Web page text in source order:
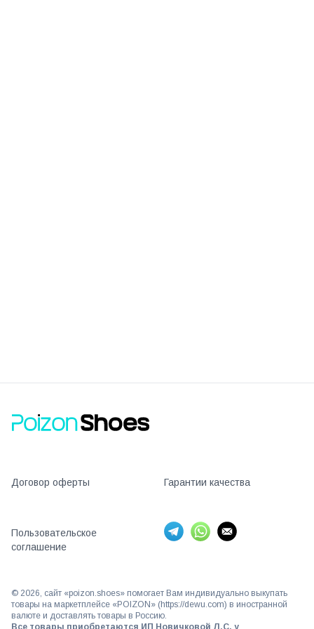
Договор оферты Гарантии качества
Пользовательское
соглашение
© 2026, сайт «poizon.shoes» помогает Вам индивидуально выкупать
товары на маркетплейсе «POIZON» (https://dewu.com) в иностранной
валюте и доставлять товары в Россию.